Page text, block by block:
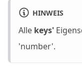
HINWEIS
Alle keys'
'number'.